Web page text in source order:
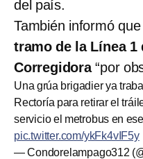
del país.
También informó
tramo de la Línea 1
Corregidora“por
Una grúa brigadier ya
Rectoría para retirar el
servicio el metrobus en
pic.twitter.com/ykFk4vIF5y
— Condorelampago312